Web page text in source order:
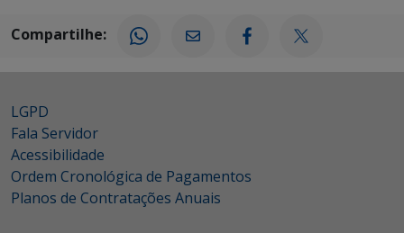
Compartilhe:
LGPD
Fala Servidor
Acessibilidade
Ordem Cronológica de Pagamentos
Planos de Contratações Anuais